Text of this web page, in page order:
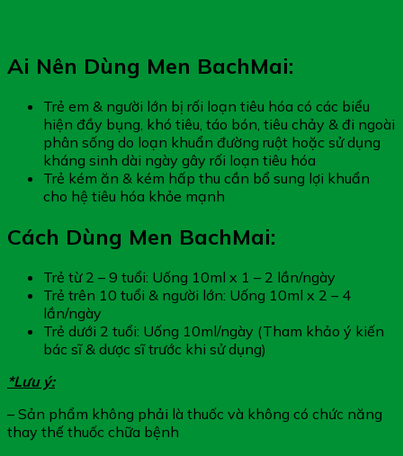
Ai Nên Dùng Men BachMai:
Trẻ em & người lớn bị rối loạn tiêu hóa có các biểu
hiện đầy bụng, khó tiêu, táo bón, tiêu chảy & đi ngoài
phân sống do loạn khuẩn đường ruột hoặc sử dụng
kháng sinh dài ngày gây rối loạn tiêu hóa
Trẻ kém ăn & kém hấp thu cần bổ sung lợi khuẩn
cho hệ tiêu hóa khỏe mạnh
Cách Dùng Men BachMai:
Trẻ từ 2 – 9 tuổi: Uống 10ml x 1 – 2 lần/ngày
Trẻ trên 10 tuổi & người lớn: Uống 10ml x 2 – 4
lần/ngày
Trẻ dưới 2 tuổi: Uống 10ml/ngày (Tham khảo ý kiến
bác sĩ & dược sĩ trước khi sử dụng)
*Lưu ý:
– Sản phẩm không phải là thuốc và không có chức năng
thay thế thuốc chữa bệnh